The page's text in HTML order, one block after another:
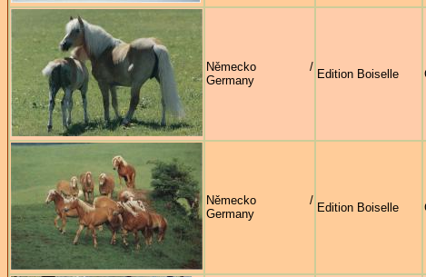
Německo /
Germany
Edition Boiselle
Německo /
Germany
Edition Boiselle